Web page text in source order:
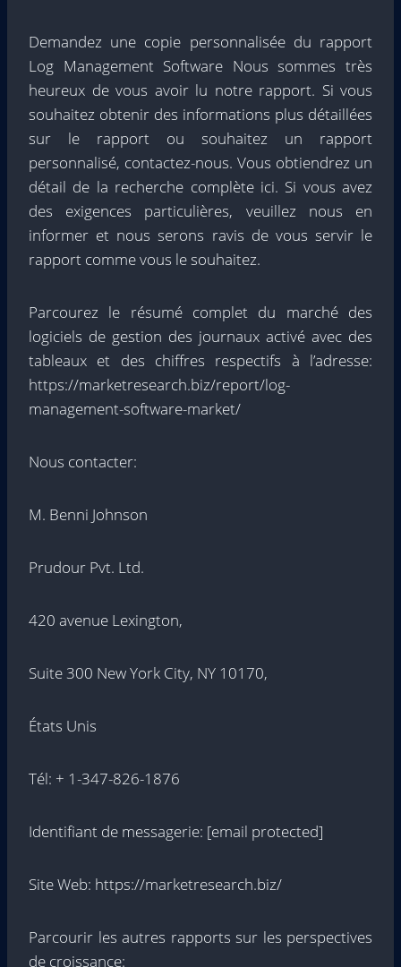
Demandez une copie personnalisée du rapport
Log Management Software Nous sommes très
heureux de vous avoir lu notre rapport. Si vous
souhaitez obtenir des informations plus détaillées
sur le rapport ou souhaitez un rapport
personnalisé, contactez-nous. Vous obtiendrez un
détail de la recherche complète ici. Si vous avez
des exigences particulières, veuillez nous en
informer et nous serons ravis de vous servir le
rapport comme vous le souhaitez.
Parcourez le résumé complet du marché des
logiciels de gestion des journaux activé avec des
tableaux et des chiffres respectifs à l’adresse:
https://marketresearch.biz/report/log-
management-software-market/
Nous contacter:
M. Benni Johnson
Prudour Pvt. Ltd.
420 avenue Lexington,
Suite 300 New York City, NY 10170,
États Unis
Tél: + 1-347-826-1876
Identifiant de messagerie: [email protected]
Site Web: https://marketresearch.biz/
Parcourir les autres rapports sur les perspectives
de croissance: